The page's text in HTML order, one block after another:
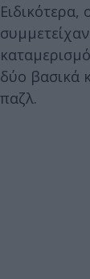
δύο βασικά
παζλ.